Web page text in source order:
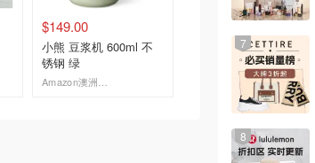
$149.00
小熊 豆浆机 600ml 不
锈钢 绿
¥3299.00
去购买